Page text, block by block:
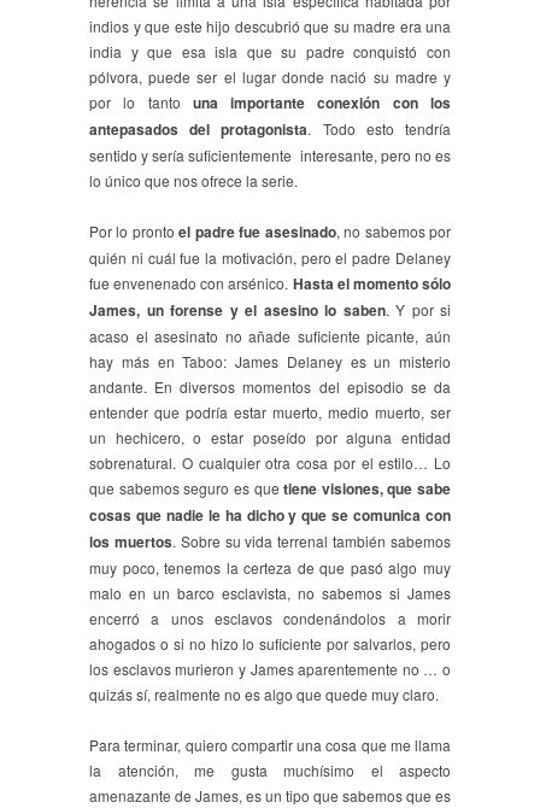
indios y que este hijo descubrió que su madre era una
india y que esa isla que su padre conquistó con
pólvora, puede ser el lugar donde nació su madre y
por lo tanto una importante conexión con los
antepasados del protagonista. Todo esto tendría
sentido y sería suficientemente interesante, pero no es
lo único que nos ofrece la serie.
Por lo prontoel padre fue asesinado, no sabemos por
quién ni cuál fue la motivación, pero el padre Delaney
fue envenenado con arsénico. Hasta el momento sólo
James, un forense y el asesino lo saben. Y por si
acaso el asesinato no añade suficiente picante, aún
hay más en Taboo: James Delaney es un misterio
andante. En diversos momentos del episodio se da
entender que podría estar muerto, medio muerto, ser
un hechicero, o estar poseído por alguna entidad
sobrenatural. O cualquier otra cosa por el estilo… Lo
que sabemos seguro es quetiene visiones, que sabe
cosas que nadie le ha dicho y que se comunica con
los muertos. Sobre su vida terrenal también sabemos
muy poco, tenemos la certeza de que pasó algo muy
malo en un barco esclavista, no sabemos si James
encerró a unos esclavos condenándolos a morir
ahogados o si no hizo lo suficiente por salvarlos, pero
los esclavos murieron y James aparentemente no … o
quizás sí, realmente no es algo que quede muy claro.
Para terminar, quiero compartir una cosa que me llama
la atención, me gusta muchísimo el aspecto
amenazante de James, es un tipo que sabemos que es